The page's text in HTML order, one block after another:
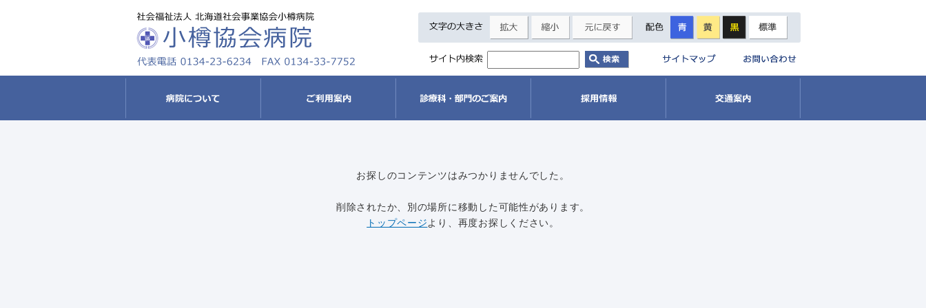
お探しのコンテンツはみつかりませんでした。
削除されたか、別の場所に移動した可能性があります。
トップページより、再度お探しください。